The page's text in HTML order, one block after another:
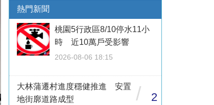
熱門新聞
桃園5行政區8/10停水11小
時 近10萬戶受影響
2026-08-06 18:15
大林蒲遷村進度穩健推進 安置
地街廓道路成型
/ 2